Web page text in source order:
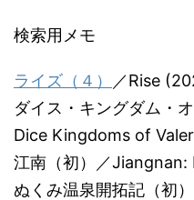
検索用メモ
ライズ（４）
／Rise
ダイス・キングダム・
Dice Kingdoms of
江南（初）／
ぬくみ温泉開拓記（初